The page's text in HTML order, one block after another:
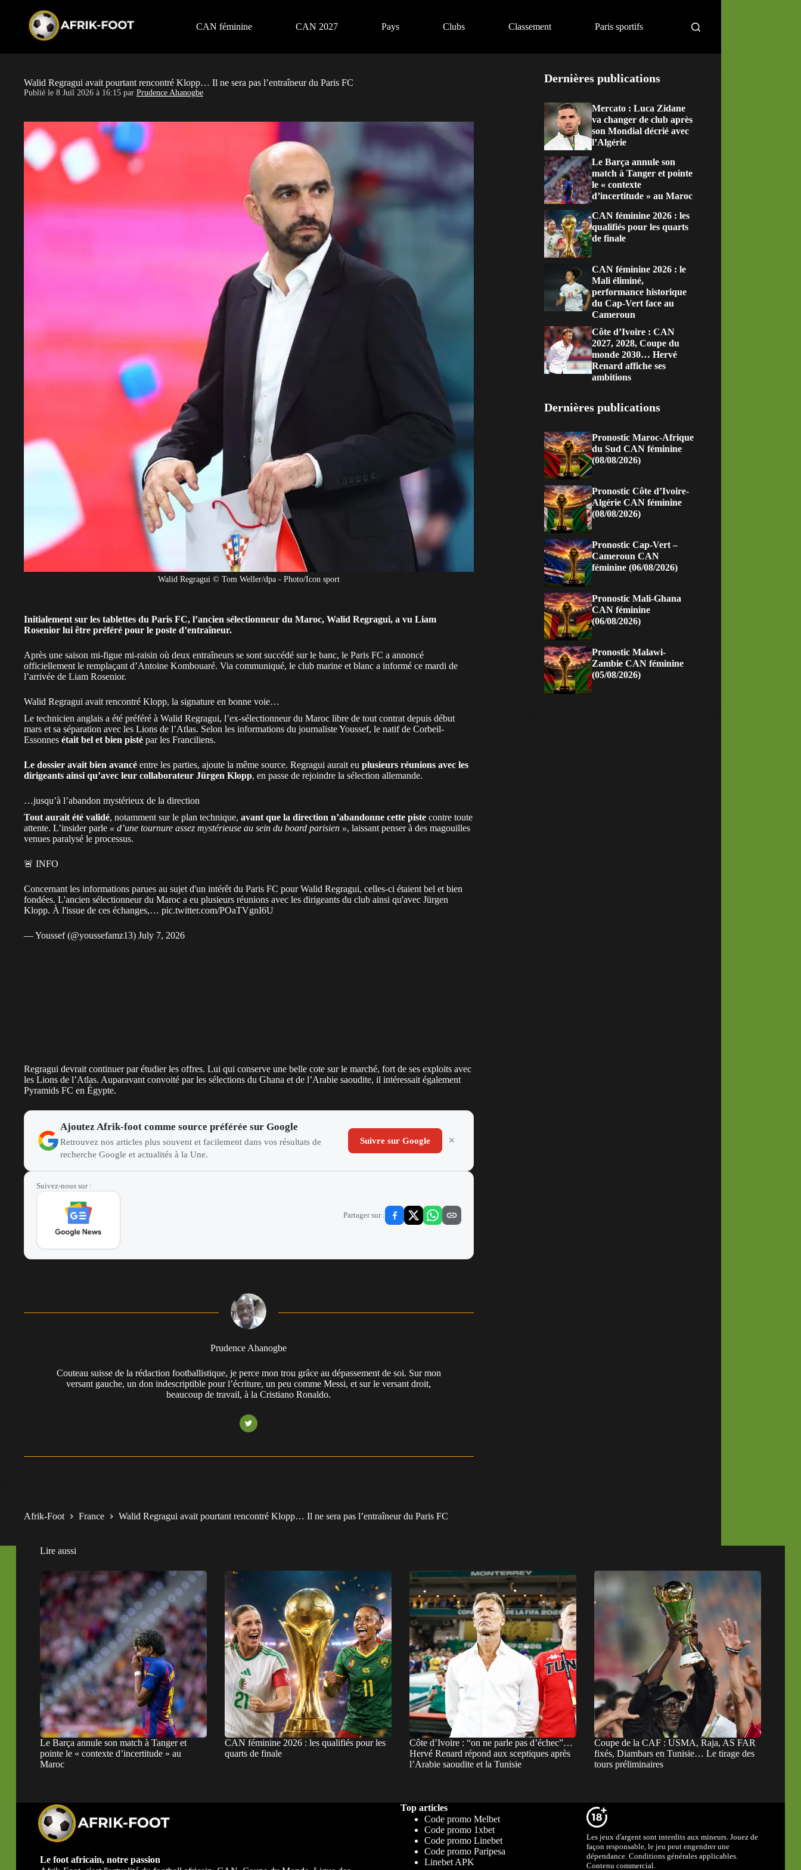
CAN féminine CAN 2027 Pays Clubs Classement Paris sportifs
Walid Regragui avait pourtant rencontré Klopp… Il ne sera pas l’entraîneur du Paris FC
Publié le 8 Juil 2026 à 16:15 par Prudence Ahanogbe
Walid Regragui © Tom Weller/dpa - Photo/Icon sport
Initialement sur les tablettes du Paris FC, l’ancien sélectionneur du Maroc, Walid Regragui, a vu Liam
Rosenior lui être préféré pour le poste d’entraîneur.
Après une saison mi-figue mi-raisin où deux entraîneurs se sont succédé sur le banc, le Paris FC a annoncé
officiellement le remplaçant d’Antoine Kombouaré. Via communiqué, le club marine et blanc a informé ce mardi de
l’arrivée de Liam Rosenior.
Walid Regragui avait rencontré Klopp, la signature en bonne voie…
Le technicien anglais a été préféré à Walid Regragui, l’ex-sélectionneur du Maroc libre de tout contrat depuis début
mars et sa séparation avec les Lions de l’Atlas. Selon les informations du journaliste Youssef, le natif de Corbeil-
Essonnes était bel et bien pisté par les Franciliens.
Le dossier avait bien avancé entre les parties, ajoute la même source. Regragui aurait eu plusieurs réunions avec les
dirigeants ainsi qu’avec leur collaborateur Jürgen Klopp, en passe de rejoindre la sélection allemande.
…jusqu’à l’abandon mystérieux de la direction
Tout aurait été validé, notamment sur le plan technique, avant que la direction n’abandonne cette piste contre toute
attente. L’insider parle « d’une tournure assez mystérieuse au sein du board parisien », laissant penser à des magouilles
venues paralysé le processus.
🚨 INFO
Concernant les informations parues au sujet d'un intérêt du Paris FC pour Walid Regragui, celles-ci étaient bel et bien
fondées. L'ancien sélectionneur du Maroc a eu plusieurs réunions avec les dirigeants du club ainsi qu'avec Jürgen
Klopp. À l'issue de ces échanges,… pic.twitter.com/POaTVgnI6U
— Youssef (@youssefamz13) July 7, 2026
Regragui devrait continuer par étudier les offres. Lui qui conserve une belle cote sur le marché, fort de ses exploits avec
les Lions de l’Atlas. Auparavant convoité par les sélections du Ghana et de l’Arabie saoudite, il intéressait également
Pyramids FC en Égypte.
Ajoutez Afrik-foot comme source préférée sur Google
Retrouvez nos articles plus souvent et facilement dans vos résultats de
recherche Google et actualités à la Une.
Suivre sur Google
Suivez-nous sur :
Partager sur :
Prudence Ahanogbe
Couteau suisse de la rédaction footballistique, je perce mon trou grâce au dépassement de soi. Sur mon
versant gauche, un don indescriptible pour l’écriture, un peu comme Messi, et sur le versant droit,
beaucoup de travail, à la Cristiano Ronaldo.
Dernières publications
Mercato : Luca Zidane
va changer de club après
son Mondial décrié avec
l’Algérie
Le Barça annule son
match à Tanger et pointe
le « contexte
d’incertitude » au Maroc
CAN féminine 2026 : les
qualifiés pour les quarts
de finale
CAN féminine 2026 : le
Mali éliminé,
performance historique
du Cap-Vert face au
Cameroun
Côte d’Ivoire : CAN
2027, 2028, Coupe du
monde 2030… Hervé
Renard affiche ses
ambitions
Dernières publications
Pronostic Maroc-Afrique
du Sud CAN féminine
(08/08/2026)
Pronostic Côte d’Ivoire-
Algérie CAN féminine
(08/08/2026)
Pronostic Cap-Vert –
Cameroun CAN
féminine (06/08/2026)
Pronostic Mali-Ghana
CAN féminine
(06/08/2026)
Pronostic Malawi-
Zambie CAN féminine
(05/08/2026)
Afrik-Foot France Walid Regragui avait pourtant rencontré Klopp… Il ne sera pas l’entraîneur du Paris FC
Lire aussi
Le Barça annule son match à Tanger et
pointe le « contexte d’incertitude » au
Maroc
CAN féminine 2026 : les qualifiés pour les
quarts de finale
Côte d’Ivoire : “on ne parle pas d’échec”…
Hervé Renard répond aux sceptiques après
l’Arabie saoudite et la Tunisie
Coupe de la CAF : USMA, Raja, AS FAR
fixés, Diambars en Tunisie… Le tirage des
tours préliminaires
Le foot africain, notre passion
Top articles
Code promo Melbet
Code promo 1xbet
Code promo Linebet
Code promo Paripesa
Linebet APK
Les jeux d'argent sont interdits aux mineurs. Jouez de
façon responsable, le jeu peut engendrer une
dépendance. Conditions générales applicables.
Contenu commercial.